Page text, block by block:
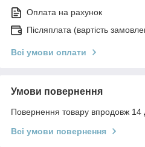
Оплата на рахунок
Післяплата (вартість
Всі умови оплати
Умови повернення
Повернення товару впродовж 14
Всі умови повернення